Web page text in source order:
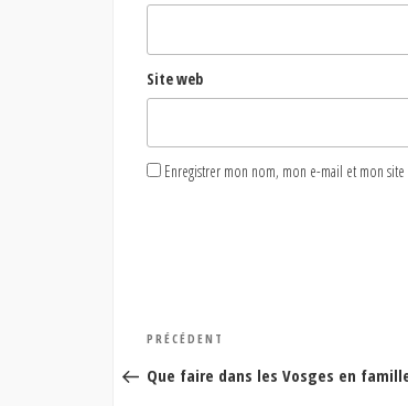
Site web
Enregistrer mon nom, mon e-mail et mon
Navigation
de
Article
précédent
PRÉCÉDENT
Que faire dans les Vosges en